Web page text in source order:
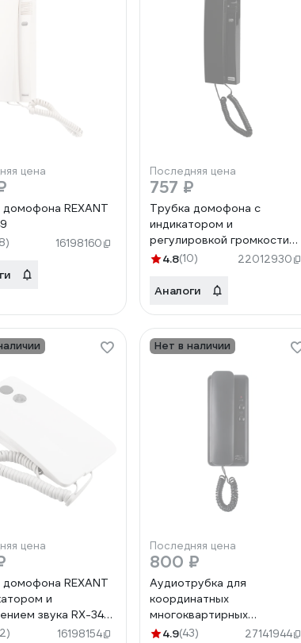
цена
домофона REXANT
16198160
Последняя цена
757 ₽
Трубка домофона с
индикатором и
регулировкой громкости
REXANT RX-320, черная 45-
4.8(10) 22012930
Аналоги
цена
домофона REXANT
и
звука RX-346
45-0346 16198154
Нет в наличии
Последняя цена
800 ₽
Аудиотрубка для
координатных
многоквартирных
домофонов FOX FX-HS1A
4.9(43) 27141944